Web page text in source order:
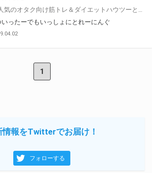
ったーでもいっしょにとれーにんぐ
1
情報をTwitterでお届け！
フォローする